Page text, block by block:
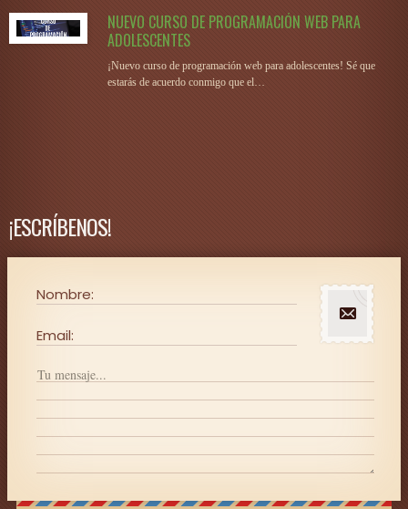
NUEVO CURSO DE PROGRAMACIÓN WEB PARA
ADOLESCENTES
¡Nuevo curso de programación web para adolescentes! Sé que
estarás de acuerdo conmigo que el…
¡ESCRÍBENOS!
Nombre:
Email: